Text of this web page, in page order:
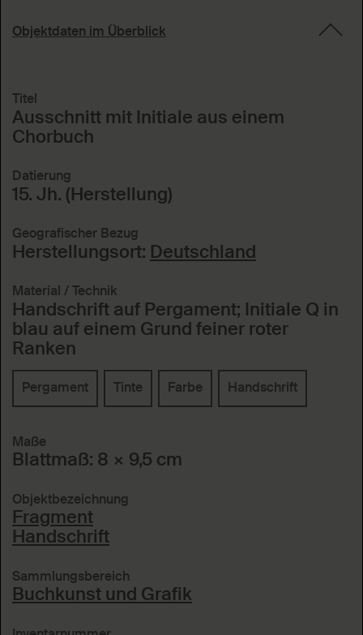
Objektdaten im Überblick
Titel
Ausschnitt mit Initiale aus einem
Chorbuch
Datierung
15. Jh. (Herstellung)
Geografischer Bezug
Herstellungsort: Deutschland
Material / Technik
Handschrift auf Pergament; Initiale Q in
blau auf einem Grund feiner roter
Ranken
Pergament Tinte Farbe Handschrift
Maße
Blattmaß: 8 × 9,5 cm
Objektbezeichnung
Fragment
Handschrift
Sammlungsbereich
Buchkunst und Grafik